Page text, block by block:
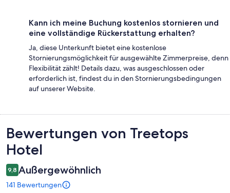
Kann ich meine Buchung kostenlos stornieren und
eine vollständige Rückerstattung erhalten?
Ja, diese Unterkunft bietet eine kostenlose
Stornierungsmöglichkeit für ausgewählte Zimmerpreise, denn
Flexibilität zählt! Details dazu, was ausgeschlossen oder
erforderlich ist, findest du in den Stornierungsbedingungen
auf unserer Website.
Bewertungen
Bewertungen von Treetops
Hotel
9,8 Außergewöhnlich
141 Bewertungen